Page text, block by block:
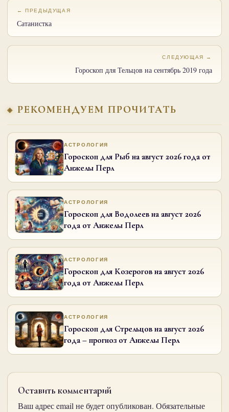
← ПРЕДЫДУЩАЯ
Сатанистка
СЛЕДУЮЩАЯ →
Гороскоп для Тельцов на сентябрь 2019 года
РЕКОМЕНДУЕМ ПРОЧИТАТЬ
АСТРОЛОГИЯ
Гороскоп для Рыб на август 2026 года от
Анжелы Перл
АСТРОЛОГИЯ
Гороскоп для Водолеев на август 2026
года от Анжелы Перл
АСТРОЛОГИЯ
Гороскоп для Козерогов на август 2026
года от Анжелы Перл
АСТРОЛОГИЯ
Гороскоп для Стрельцов на август 2026
года – прогноз от Анжелы Перл
Оставить комментарий
Ваш адрес email не будет опубликован. Обязательные